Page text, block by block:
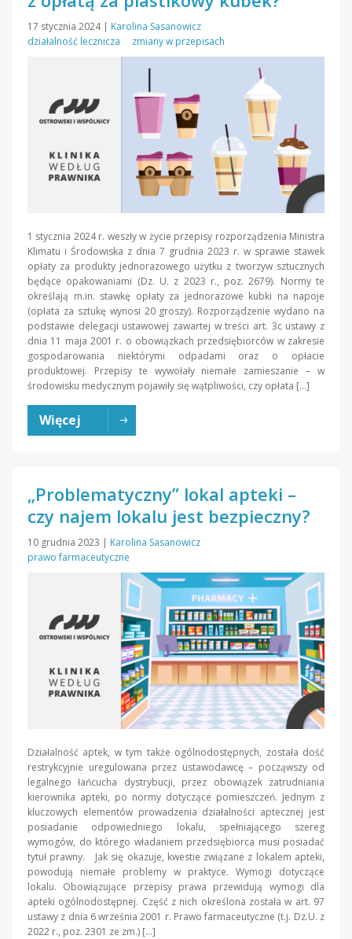
17 stycznia 2024 | Karolina Sasanowicz
działalność lecznicza
zmiany w przepisach
1 stycznia 2024 r. weszły w życie przepisy rozporządzenia Ministra
Klimatu i Środowiska z dnia 7 grudnia 2023 r. w sprawie stawek
opłaty za produkty jednorazowego użytku z tworzyw sztucznych
będące opakowaniami (Dz. U. z 2023 r., poz. 2679). Normy te
określają m.in. stawkę opłaty za jednorazowe kubki na napoje
(opłata za sztukę wynosi 20 groszy). Rozporządzenie wydano na
podstawie delegacji ustawowej zawartej w treści art. 3c ustawy z
dnia 11 maja 2001 r. o obowiązkach przedsiębiorców w zakresie
gospodarowania niektórymi odpadami oraz o opłacie
produktowej. Przepisy te wywołały niemałe zamieszanie – w
środowisku medycznym pojawiły się wątpliwości, czy opłata […]
Więcej
„Problematyczny” lokal apteki –
czy najem lokalu jest bezpieczny?
10 grudnia 2023 | Karolina Sasanowicz
prawo farmaceutyczne
Działalność aptek, w tym także ogólnodostępnych, została dość
restrykcyjnie uregulowana przez ustawodawcę – począwszy od
legalnego łańcucha dystrybucji, przez obowiązek zatrudniania
kierownika apteki, po normy dotyczące pomieszczeń. Jednym z
kluczowych elementów prowadzenia działalności aptecznej jest
posiadanie odpowiedniego lokalu, spełniającego szereg
wymogów, do którego władaniem przedsiębiorca musi posiadać
tytuł prawny. Jak się okazuje, kwestie związane z lokalem apteki,
powodują niemałe problemy w praktyce. Wymogi dotyczące
lokalu. Obowiązujące przepisy prawa przewidują wymogi dla
apteki ogólnodostępnej. Część z nich określona została w art. 97
ustawy z dnia 6 września 2001 r. Prawo farmaceutyczne (t.j. Dz.U. z
2022 r., poz. 2301 ze zm.) […]